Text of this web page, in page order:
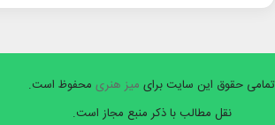
تمامی حقوق این سایت برای میز هنری محفوظ است.
نقل مطالب با ذکر منبع مجاز است.